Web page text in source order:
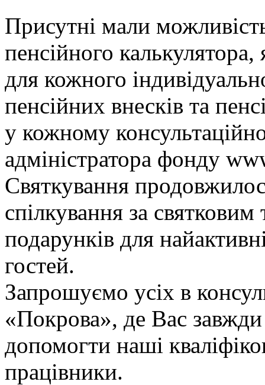
Присутні мали
пенсійного
для кожного
пенсійних внесків та
у кожному
адміністратора фонду
Святкування
спілкування за
подарунків для
гостей.
Запрошуємо усіх в
«Покрова», де Вас завжди
допомогти наші
працівники.